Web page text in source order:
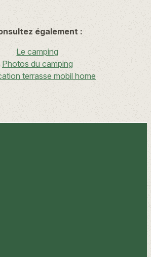
également :
Le camping
Photos du camping
terrasse mobil home